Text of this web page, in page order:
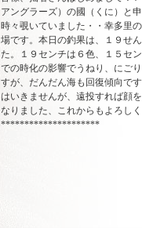
アングラーズ）の國（くに）と
時々覗いていました・・幸多里
場です。本日の釣果は、１９せ
た。１９センチは６色、１５セ
での時化の影響でうねり、にご
すが、だんだん海も回復傾向で
はいきませんが、遠投すれば顔
なりました、これからもよろし
*********************